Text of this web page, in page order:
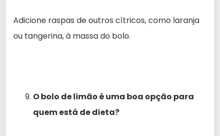
Adicione raspas de outros cítricos, como laranja
ou tangerina, à massa do bolo.
O bolo de limão é uma boa opção para
quem está de dieta?